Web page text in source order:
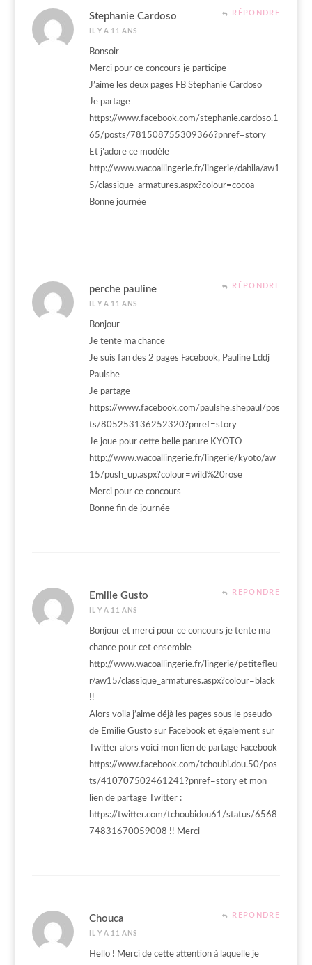
Stephanie Cardoso
IL Y A 11 ANS
RÉPONDRE
Bonsoir
Merci pour ce concours je participe
J’aime les deux pages FB Stephanie Cardoso
Je partage
https://www.facebook.com/stephanie.cardoso.1
65/posts/781508755309366?pnref=story
Et j’adore ce modèle
http://www.wacoallingerie.fr/lingerie/dahila/aw1
5/classique_armatures.aspx?colour=cocoa
Bonne journée
perche pauline
IL Y A 11 ANS
RÉPONDRE
Bonjour
Je tente ma chance
Je suis fan des 2 pages Facebook, Pauline Lddj
Paulshe
Je partage
https://www.facebook.com/paulshe.shepaul/pos
ts/805253136252320?pnref=story
Je joue pour cette belle parure KYOTO
http://www.wacoallingerie.fr/lingerie/kyoto/aw
15/push_up.aspx?colour=wild%20rose
Merci pour ce concours
Bonne fin de journée
Emilie Gusto
IL Y A 11 ANS
RÉPONDRE
Bonjour et merci pour ce concours je tente ma
chance pour cet ensemble
http://www.wacoallingerie.fr/lingerie/petitefleu
r/aw15/classique_armatures.aspx?colour=black
!!
Alors voila j’aime déjà les pages sous le pseudo
de Emilie Gusto sur Facebook et également sur
Twitter alors voici mon lien de partage Facebook
https://www.facebook.com/tchoubi.dou.50/pos
ts/410707502461241?pnref=story et mon
lien de partage Twitter :
https://twitter.com/tchoubidou61/status/6568
74831670059008 !! Merci
Chouca
IL Y A 11 ANS
RÉPONDRE
Hello ! Merci de cette attention à laquelle je